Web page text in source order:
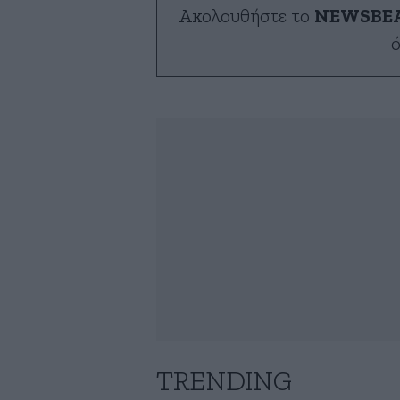
Ακολουθήστε το
TRENDING